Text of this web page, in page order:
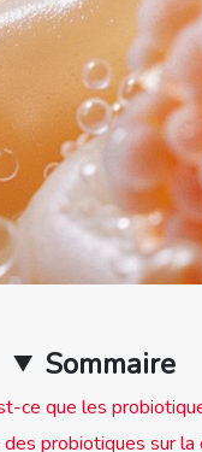
Sommaire
ce que les
probiotiques sur la